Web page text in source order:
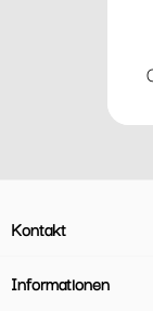
Kontakt
Informationen